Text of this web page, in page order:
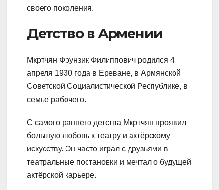
своего поколения.
Детство в Армении
Мкртчян Фрунзик Филиппович родился 4
апреля 1930 года в Ереване, в Армянской
Советской Социалистической Республике, в
семье рабочего.
С самого раннего детства Мкртчян проявил
большую любовь к театру и актёрскому
искусству. Он часто играл с друзьями в
театральные постановки и мечтал о будущей
актёрской карьере.